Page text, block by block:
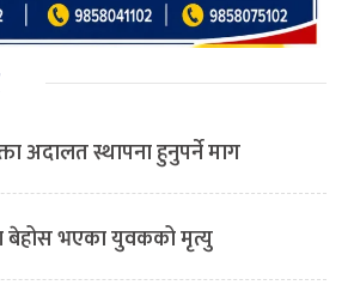
अदालत स्थापना हुनुपर्ने माग
बेहोस भएका युवकको मृत्यु